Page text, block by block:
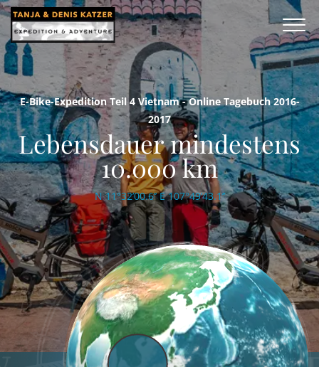
E-Bike-Expedition Teil 4 Vietnam - Online Tagebuch 2016-
2017
Lebensdauer mindestens
10.000 km
N 11°32’00.6’’ E 107°49’43.1’’